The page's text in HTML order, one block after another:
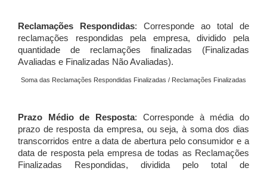
Reclamações Respondidas: Corresponde ao total de
reclamações respondidas pela empresa, dividido pela
quantidade de reclamações finalizadas (Finalizadas
Avaliadas e Finalizadas Não Avaliadas).
Soma das Reclamações Respondidas Finalizadas / Reclamações Finalizadas
Prazo Médio de Resposta: Corresponde à média do
prazo de resposta da empresa, ou seja, à soma dos dias
transcorridos entre a data de abertura pelo consumidor e a
data de resposta pela empresa de todas as Reclamações
Finalizadas Respondidas, dividida pelo total de